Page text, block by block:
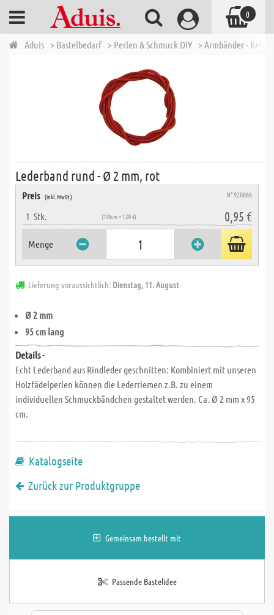
Aduis > Bastelbedarf > Perlen & Schmuck DIY > Armbänder -
Lederband rund - Ø 2 mm, rot
Preis (inkl. MwSt.) N° 920066
1 Stk. (100cm = 1,00 €) 0,95 €
Menge
Lieferung voraussichtlich: Dienstag, 11. August
Ø 2 mm
95 cm lang
Details -
Echt Lederband aus Rindleder geschnitten: Kombiniert mit unseren
Holzfädelperlen können die Lederriemen z.B. zu einem
individuellen Schmuckbändchen gestaltet werden. Ca. Ø 2 mm x 95
cm.
Katalogseite
Zurück zur Produktgruppe
Gemeinsam bestellt mit
Passende Bastelidee
0